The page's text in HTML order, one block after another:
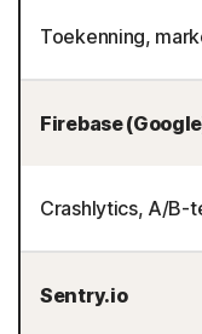
Toekenning,
Firebase
Crashlytics, A/B-
Sentry.io